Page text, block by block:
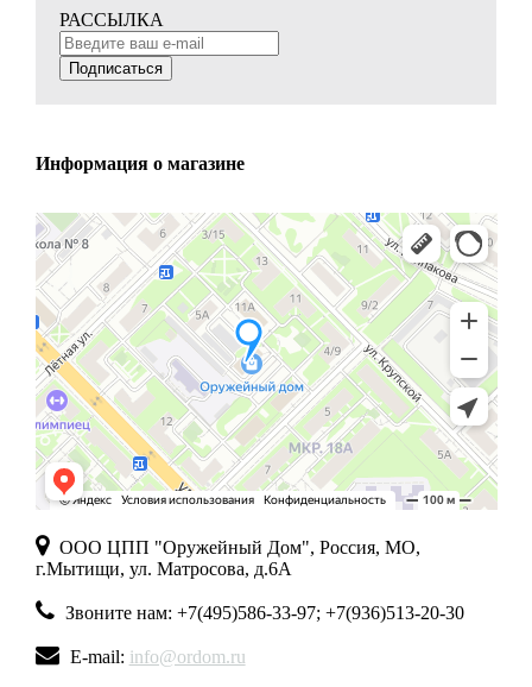
РАССЫЛКА
Подписаться
Информация о магазине
ООО ЦПП "Оружейный Дом", Россия, МО,
г.Мытищи, ул. Матросова, д.6А
Звоните нам: +7(495)586-33-97; +7(936)513-20-30
E-mail: info@ordom.ru